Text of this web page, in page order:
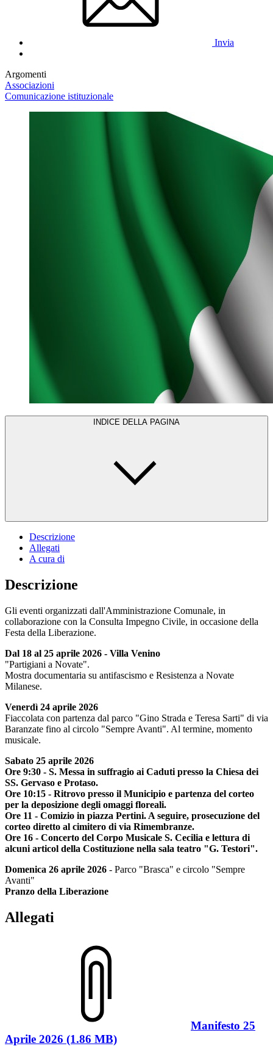
Invia
Argomenti
Associazioni
Comunicazione istituzionale
INDICE DELLA PAGINA
Descrizione
Allegati
A cura di
Descrizione
Gli eventi organizzati dall'Amministrazione Comunale, in
collaborazione con la Consulta Impegno Civile, in occasione della
Festa della Liberazione.
Dal 18 al 25 aprile 2026 - Villa Venino
"Partigiani a Novate".
Mostra documentaria su antifascismo e Resistenza a Novate
Milanese.
Venerdì 24 aprile 2026
Fiaccolata con partenza dal parco "Gino Strada e Teresa Sarti" di via
Baranzate fino al circolo "Sempre Avanti". Al termine, momento
musicale.
Sabato 25 aprile 2026
Ore 9:30 - S. Messa in suffragio ai Caduti presso la Chiesa dei
SS. Gervaso e Protaso.
Ore 10:15 - Ritrovo presso il Municipio e partenza del corteo
per la deposizione degli omaggi floreali.
Ore 11 - Comizio in piazza Pertini. A seguire, prosecuzione del
corteo diretto al cimitero di via Rimembranze.
Ore 16 - Concerto del Corpo Musicale S. Cecilia e lettura di
alcuni articol della Costituzione nella sala teatro "G. Testori".
Domenica 26 aprile 2026 - Parco "Brasca" e circolo "Sempre
Avanti"
Pranzo della Liberazione
Allegati
Manifesto 25
Aprile 2026 (1.86 MB)